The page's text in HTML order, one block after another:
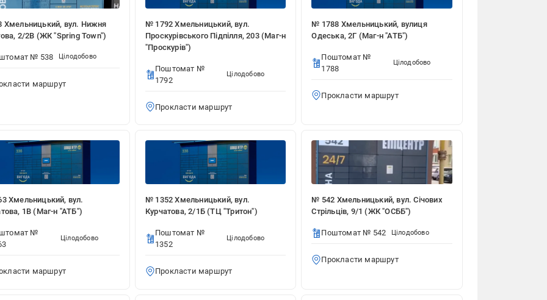
Хмельницький, вул. Нижня
2/2В (ЖК "Spring Town")
№ 538 Цілодобово
маршрут
№ 1792 Хмельницький, вул.
Проскурівського Підпілля, 203 (Маг-н
"Проскурів")
Поштомат №
1792
Цілодобово
Прокласти маршрут
№ 1788 Хмельницький, вулиця
Одеська, 2Г (Маг-н "АТБ")
Поштомат №
1788
Цілодобово
Прокласти маршрут
Хмельницький, вул.
1В (Маг-н "АТБ")
№
Цілодобово
маршрут
№ 1352 Хмельницький, вул.
Курчатова, 2/1Б (ТЦ "Тритон")
Поштомат №
1352
Цілодобово
Прокласти маршрут
№ 542 Хмельницький, вул. Січових
Стрільців, 9/1 (ЖК "ОСББ")
Поштомат № 542 Цілодобово
Прокласти маршрут